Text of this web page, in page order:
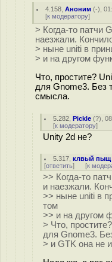
4.158 ,Аноним (-),
[к модератору]
> Когда-то патчи
наезжали.
> ныне uniti в
> и на другом
Что, простите?
для Gnome3. Без
смысла.
5.282 ,Pickle (?),
[к модератору]
Unity 2d не?
5.317 ,клвый пыщ
[ответить] [к
>> Когда-то
и наезжали.
>> ныне uniti в
том
>> и на другом
> Что,
для Gnome3.
> и GTK она не